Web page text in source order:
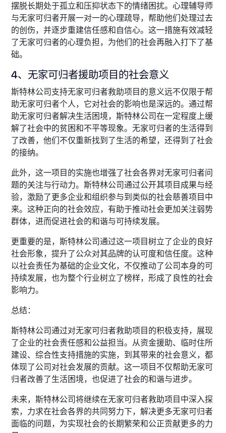
摆脱长期处于孤立和压抑状态下的情绪困扰。心理辅导师
与无家可归者开展一对一的心理疏导，帮助他们处理过去
的创伤，并逐步重建信任感和自信心。这一措施有效减轻
了无家可归者的心理负担，为他们的社会再融入打下了基
础。
4、无家可归者援助项目的社会意义
斯特林公司支持无家可归者救助项目的意义远不仅限于帮
助无家可归者个人，它对社会的影响也是深远的。通过帮
助无家可归者解决生活困境，斯特林公司在一定程度上缓
解了社会中的贫困和不平等现象。无家可归者的生活得到
了改善，他们不仅重新找到了生活的希望，还得到了社会
的接纳。
此外，这一项目的实施也增强了社会各界对无家可归者问
题的关注与行动力。斯特林公司通过公开其项目成果与经
验，激励了更多企业和组织参与到类似的社会慈善项目中
来。这种正向的社会效应，有助于推动社会更加关注弱势
群体，进而促进社会的和谐与可持续发展。
更重要的是，斯特林公司通过这一项目树立了企业的良好
社会形象，提升了公众对其品牌的认可度和信任度。这种
以社会责任为基础的企业文化，不仅推动了公司本身的可
持续发展，也为整个行业树立了榜样，形成了良性的社会
影响力。
总结：
斯特林公司通过对无家可归者救助项目的积极支持，展现
了企业的社会责任感和公益担当。从资金援助、临时住所
建设、综合性支持措施的实施，到其带来的社会意义，都
体现了公司对社会发展的贡献。这一项目不仅帮助无家可
归者改善了生活困境，也促进了社会的和谐与进步。
未来，斯特林公司将继续在无家可归者救助项目中深入探
索，力求在社会各界的共同努力下，解决更多无家可归者
面临的问题，为实现社会的长期繁荣和公正贡献更多的力